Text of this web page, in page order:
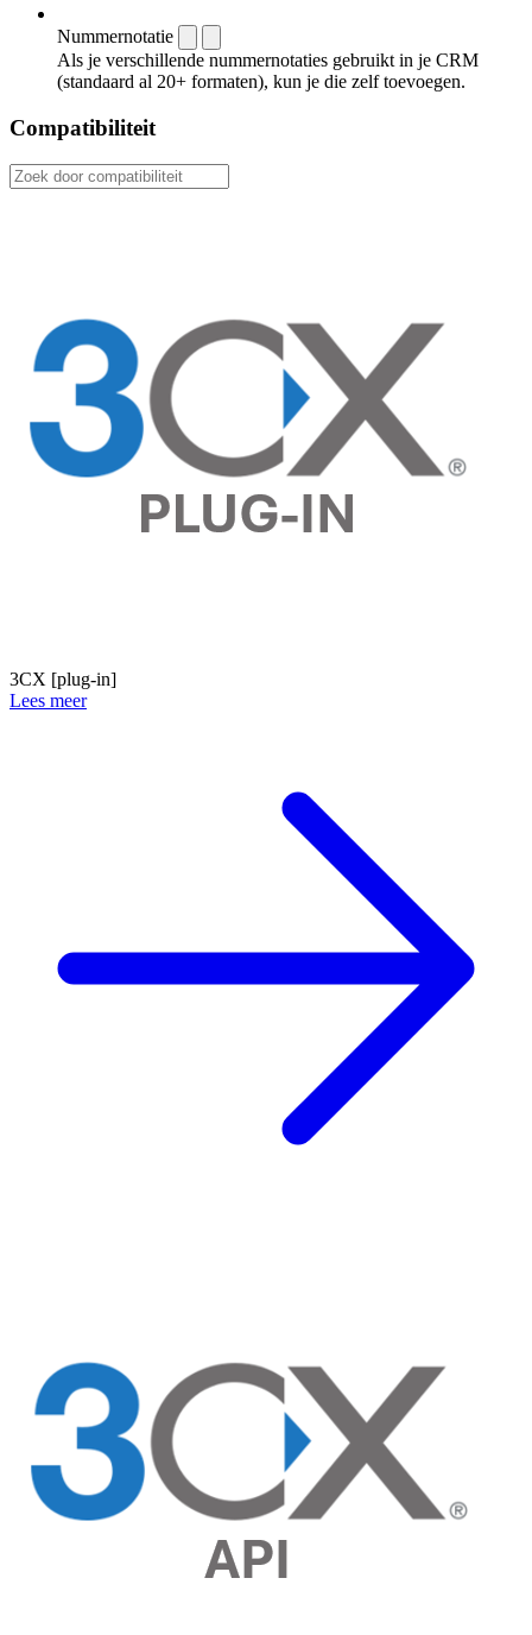
Nummernotatie
Als je verschillende nummernotaties gebruikt in je CRM
(standaard al 20+ formaten), kun je die zelf toevoegen.
Compatibiliteit
3CX [plug-in]
Lees meer